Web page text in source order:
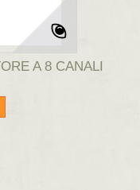
A 8 CANALI